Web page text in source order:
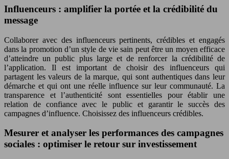
Influenceurs : amplifier la portée et la crédibilité du
message
Collaborer avec des influenceurs pertinents, crédibles et engagés
dans la promotion d’un style de vie sain peut être un moyen efficace
d’atteindre un public plus large et de renforcer la crédibilité de
l’application. Il est important de choisir des influenceurs qui
partagent les valeurs de la marque, qui sont authentiques dans leur
démarche et qui ont une réelle influence sur leur communauté. La
transparence et l’authenticité sont essentielles pour établir une
relation de confiance avec le public et garantir le succès des
campagnes d’influence. Choisissez des influenceurs crédibles.
Mesurer et analyser les performances des campagnes
sociales : optimiser le retour sur investissement